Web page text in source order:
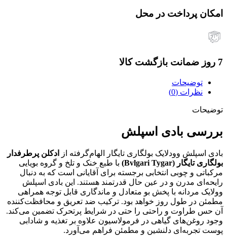
امکان پرداخت در محل
7 روز ضمانت بازگشت کالا
توضیحات
نظرات (0)
توضیحات
بررسی بادی اسپلش
بادی اسپلش وودلایک بولگاری تایگار الهام‌گرفته از
ادکلن پرطرفدار
بولگاری تایگار (Bvlgari Tygar)
با طبع خنک و تلخ و گروه بویایی
مرکباتی و چوبی انتخابی برجسته برای آقایانی است که به دنبال
رایحه‌ای مدرن و در عین حال قدرتمند هستند. این بادی اسپلش
وولایک مردانه با پخش بو متعادل و ماندگاری قابل توجه همراهی
مطمئن در طول روز خواهد بود. ترکیب ضد تعریق و محافظت‌کننده
آن حس طراوت و راحتی را حتی در شرایط پرتحرک تضمین می‌کند.
وجود روغن‌های گیاهی در فرمولاسیون علاوه بر تغذیه و شادابی
پوست تجربه‌ای دلنشین و مطمئن فراهم می‌آورد.